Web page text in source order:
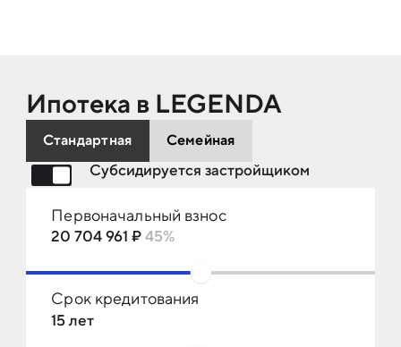
Ипотека в LEGENDA
Стандартная Семейная
Субсидируется застройщиком
20 704 961 ₽45%
Первоначальный взнос
15 лет
Срок кредитования